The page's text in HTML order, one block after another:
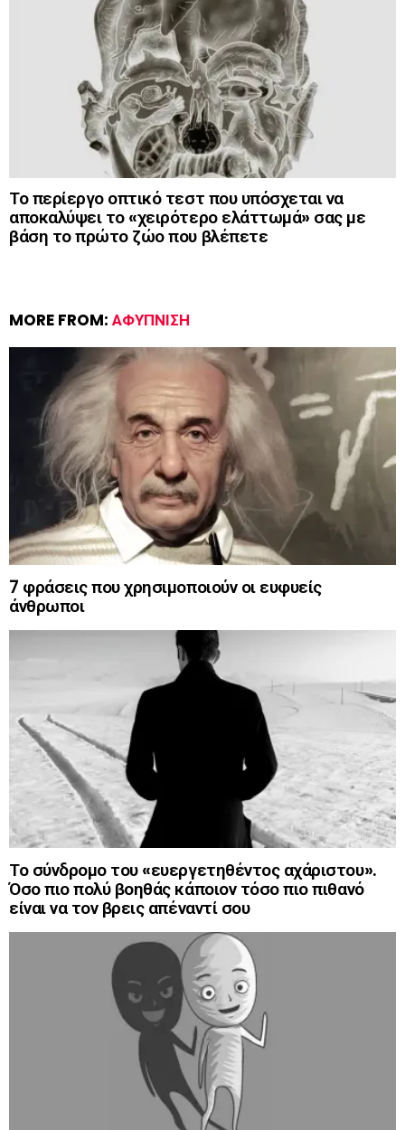
Το περίεργο οπτικό τεστ που υπόσχεται να
αποκαλύψει το «χειρότερο ελάττωμά» σας με
βάση το πρώτο ζώο που βλέπετε
MORE FROM: ΑΦΎΠΝΙΣΗ
7 φράσεις που χρησιμοποιούν οι ευφυείς
άνθρωποι
Το σύνδρομο του «ευεργετηθέντος αχάριστου».
Όσο πιο πολύ βοηθάς κάποιον τόσο πιο πιθανό
είναι να τον βρεις απέναντί σου